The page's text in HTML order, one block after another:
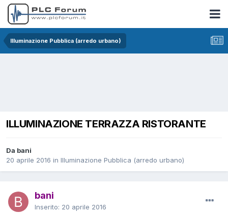
Illuminazione Pubblica (arredo urbano)
ILLUMINAZIONE TERRAZZA RISTORANTE
Da bani
20 aprile 2016 in Illuminazione Pubblica (arredo urbano)
bani
Inserito: 20 aprile 2016